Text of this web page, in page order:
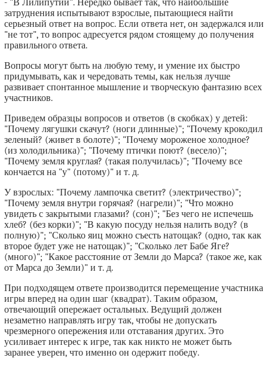
- "В Лилипутии". Нередко бывает так, что наибольшие
затруднения испытывают взрослые, пытающиеся найти
серьезный ответ на вопрос. Если ответа нет, он задержался или
"не тот", то вопрос адресуется рядом стоящему до получения
правильного ответа.
Вопросы могут быть на любую тему, и умение их быстро
придумывать, как и чередовать темы, как нельзя лучше
развивает спонтанное мышление и творческую фантазию всех
участников.
Приведем образцы вопросов и ответов (в скобках) у детей:
"Почему лягушки скачут? (ноги длинные)"; "Почему крокодил
зеленый? (живет в болоте)"; "Почему мороженое холодное?
(из холодильника)"; "Почему птички поют? (весело)";
"Почему земля круглая? (такая получилась)"; "Почему все
кончается на "у" (потому)" и т. д.
У взрослых: "Почему лампочка светит? (электричество)";
"Почему земля внутри горячая? (нагрели)"; "Что можно
увидеть с закрытыми глазами? (сон)"; "Без чего не испечешь
хлеб? (без корки)"; "В какую посуду нельзя налить воду? (в
полную)"; "Сколько яиц можно съесть натощак? (одно, так как
второе будет уже не натощак)"; "Сколько лет Бабе Яге?
(много)"; "Какое расстояние от Земли до Марса? (такое же, как
от Марса до Земли)" и т. д.
При подходящем ответе производится перемещение участника
игры вперед на один шаг (квадрат). Таким образом,
отвечающий опережает остальных. Ведущий должен
незаметно направлять игру так, чтобы не допускать
чрезмерного опережения или отставания других. Это
усиливает интерес к игре, так как никто не может быть
заранее уверен, что именно он одержит победу.